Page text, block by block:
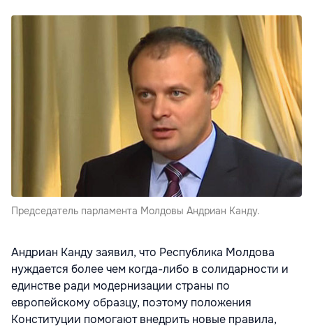
Председатель парламента Молдовы Андриан Канду.
Андриан Канду заявил, что Республика Молдова
нуждается более чем когда-либо в солидарности и
единстве ради модернизации страны по
европейскому образцу, поэтому положения
Конституции помогают внедрить новые правила,